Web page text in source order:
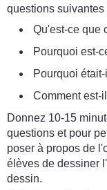
questions
Qu'est-ce que
Pourquoi est-
Pourquoi
Comment est-
Donnez 10-15
questions et pour
poser à propos de
élèves de dessiner
dessin.